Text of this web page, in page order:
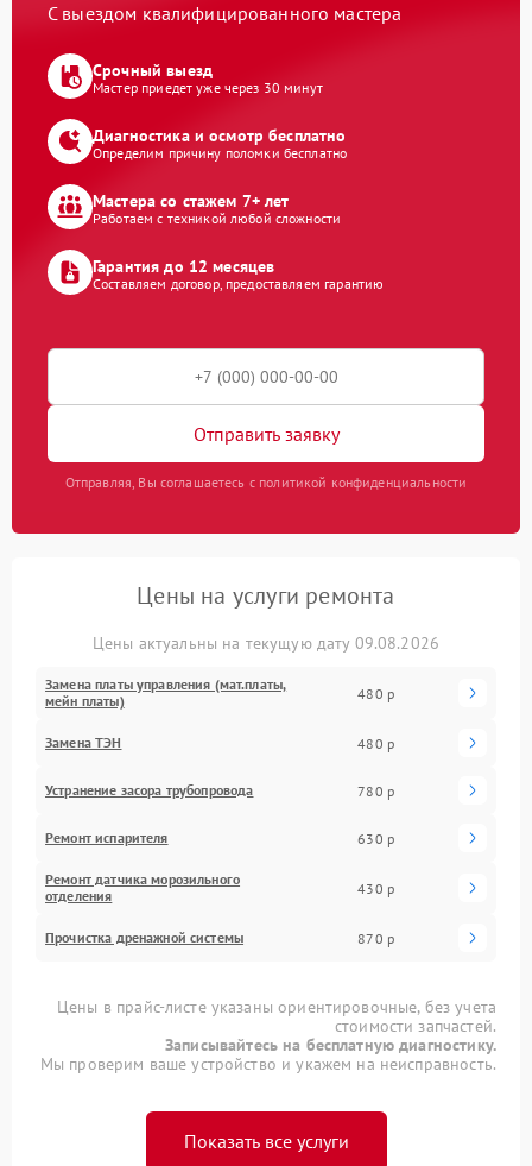
С выездом квалифицированного мастера
Срочный выезд
Мастер приедет уже через 30 минут
Диагностика и осмотр бесплатно
Определим причину поломки бесплатно
Мастера со стажем 7+ лет
Работаем с техникой любой сложности
Гарантия до 12 месяцев
Составляем договор, предоставляем гарантию
Отправить заявку
Отправляя, Вы соглашаетесь с политикой конфиденциальности
Цены на услуги ремонта
Цены актуальны на текущую дату 09.08.2026
Замена платы управления (мат.платы,
мейн платы)
480 р
Замена ТЭН 480 р
Устранение засора трубопровода 780 р
Ремонт испарителя 630 р
Ремонт датчика морозильного
отделения
430 р
Прочистка дренажной системы 870 р
Цены в прайс-листе указаны ориентировочные, без учета
стоимости запчастей.
Записывайтесь на бесплатную диагностику.
Мы проверим ваше устройство и укажем на неисправность.
Показать все услуги